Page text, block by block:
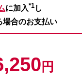
に加入*1 し
場合のお支払い
円